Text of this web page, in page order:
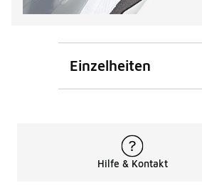
Einzelheiten
Hilfe & Kontakt